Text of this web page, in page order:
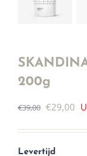
200g
€39,00
was:
€29,00
Levertijd